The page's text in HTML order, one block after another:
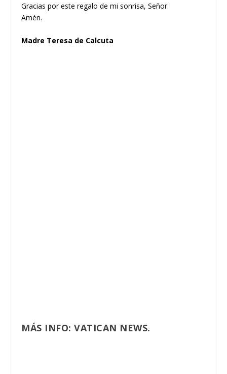
Gracias por este regalo de mi sonrisa, Señor.
Amén.
Madre Teresa de Calcuta
MÁS INFO:VATICAN NEWS.